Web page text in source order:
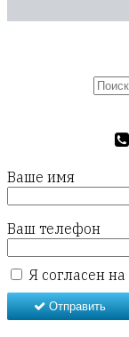
Ваше имя
Ваш телефон
Я согласен на
Отправить